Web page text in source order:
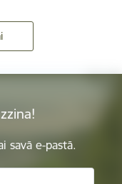
savā e-pastā.